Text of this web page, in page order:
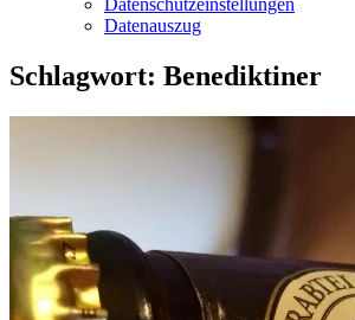
Datenauszug
Schlagwort: Benediktiner